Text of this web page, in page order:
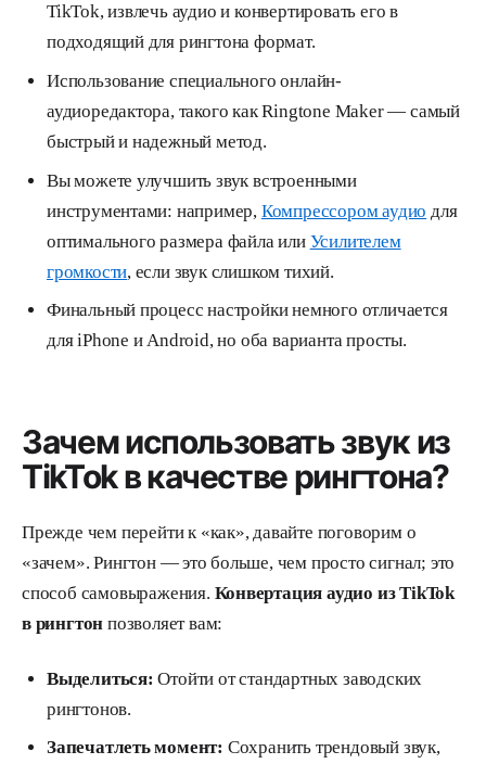
TikTok, извлечь аудио и конвертировать его в
подходящий для рингтона формат.
Использование специального онлайн-
аудиоредактора, такого как Ringtone Maker — самый
быстрый и надежный метод.
Вы можете улучшить звук встроенными
инструментами: например, Компрессором аудио для
оптимального размера файла или Усилителем
громкости, если звук слишком тихий.
Финальный процесс настройки немного отличается
для iPhone и Android, но оба варианта просты.
Зачем использовать звук из
TikTok в качестве рингтона?
Прежде чем перейти к «как», давайте поговорим о
«зачем». Рингтон — это больше, чем просто сигнал; это
способ самовыражения. Конвертация аудио из TikTok
в рингтон позволяет вам:
Выделиться: Отойти от стандартных заводских
рингтонов.
Запечатлеть момент: Сохранить трендовый звук,